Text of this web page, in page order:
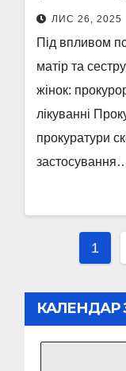
ЛИС 26, 2025
Під впливом
матір та
жінок:
лікуванні
прокуратури
1
КАЛЕНДАР